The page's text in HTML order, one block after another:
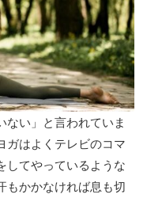
ない」と言われていま
ガはよくテレビのコマ
してやっているような
もかかなければ息も切